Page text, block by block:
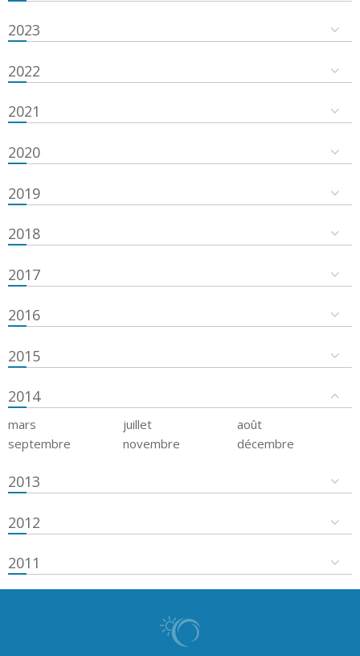
2023
2022
2021
2020
2019
2018
2017
2016
2015
2014
mars juillet
août
septembre
novembre décembre
2013
2012
2011